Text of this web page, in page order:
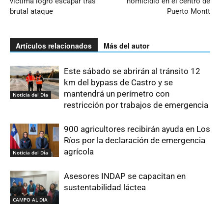
brutal ataque
Puerto Montt
Artículos relacionados Más del autor
Noticia del Día
Este sábado se abrirán al tránsito 12
km del bypass de Castro y se
mantendrá un perímetro con
restricción por trabajos de emergencia
Noticia del Día
900 agricultores recibirán ayuda en Los
Ríos por la declaración de emergencia
agrícola
CAMPO AL DIA
Asesores INDAP se capacitan en
sustentabilidad láctea